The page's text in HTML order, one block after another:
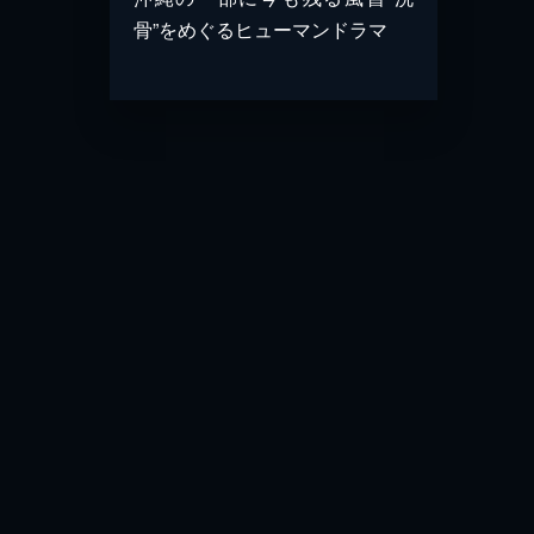
骨”をめぐるヒューマンドラマ